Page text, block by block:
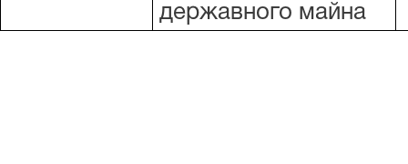
державного майна